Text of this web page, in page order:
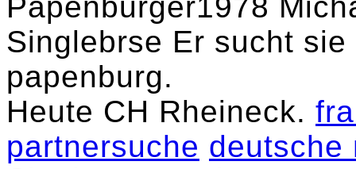
Singlebrse Er sucht
papenburg.
Heute CH Rheineck.
partnersuche deutsche